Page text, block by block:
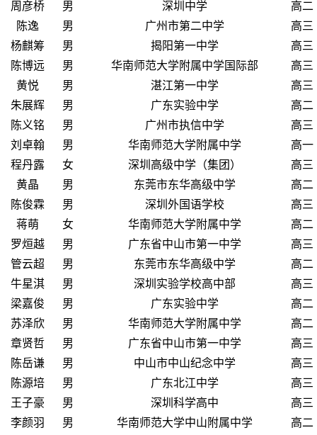
周彦桥 男 深圳中学
高二
陈逸
男 广州市第二中学
高三
杨麒筹
男 揭阳第一中学
高三
陈博远
男 华南师范大学附属中学国际部
高三
黄悦
男 湛江第一中学
高三
朱展辉
男 广东实验中学
高二
陈义铭
男 广州市执信中学
高三
刘卓翰
男 华南师范大学附属中学
高一
程丹露
女 深圳高级中学（集团）
高三
黄晶
男 东莞市东华高级中学
高二
陈俊霖
男 深圳外国语学校
高三
蒋萌
女 华南师范大学附属中学
高二
罗烜越
男 广东省中山市第一中学
高三
管云超
男 东莞市东华高级中学
高二
牛星淇
男 深圳实验学校高中部
高三
梁嘉俊
男 广东实验中学
高二
苏泽欣
男 华南师范大学附属中学
高二
章贤哲
男 广东省中山市第一中学
高三
陈岳谦
男 中山市中山纪念中学
高三
陈源培
男 广东北江中学
高三
王子豪
男 深圳科学高中
高三
李颜羽
男 华南师范大学中山附属中学
高二